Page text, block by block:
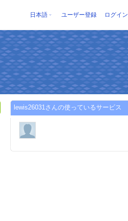
日本語 ユーザー登録 ログイン
lewis26031さんの使っているサービス